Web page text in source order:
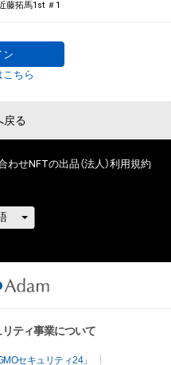
タレントなど個性豊かな参加
してあなたの”推し”を応援
ポストセブン』サイト上
藤拓馬1st ＃1
ン
こちら
戻る
わせNFTの出品（法人）利用規約
ティ事業について
セキュリティ24」